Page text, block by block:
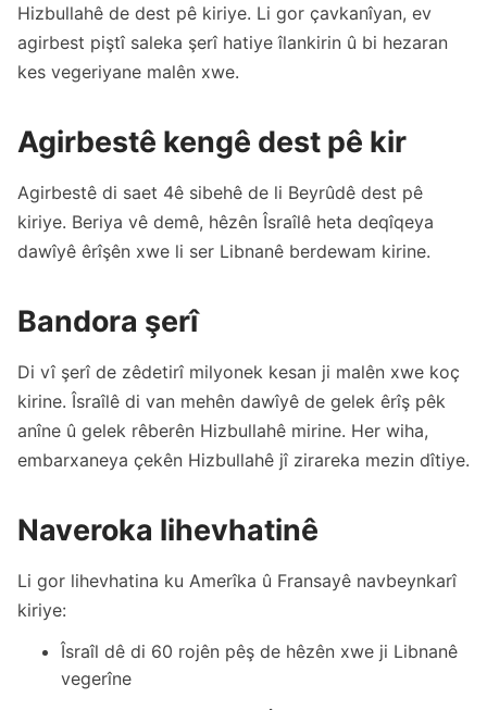
Hizbullahê de dest pê kiriye. Li gor çavkanîyan, ev
agirbest piştî saleka şerî hatiye îlankirin û bi hezaran
kes vegeriyane malên xwe.
Agirbestê kengê dest pê kir
Agirbestê di saet 4ê sibehê de li Beyrûdê dest pê
kiriye. Beriya vê demê, hêzên Îsraîlê heta deqîqeya
dawîyê êrîşên xwe li ser Libnanê berdewam kirine.
Bandora şerî
Di vî şerî de zêdetirî milyonek kesan ji malên xwe koç
kirine. Îsraîlê di van mehên dawîyê de gelek êrîş pêk
anîne û gelek rêberên Hizbullahê mirine. Her wiha,
embarxaneya çekên Hizbullahê jî zirareka mezin dîtiye.
Naveroka lihevhatinê
Li gor lihevhatina ku Amerîka û Fransayê navbeynkarî
kiriye:
Îsraîl dê di 60 rojên pêş de hêzên xwe ji Libnanê
vegerîne